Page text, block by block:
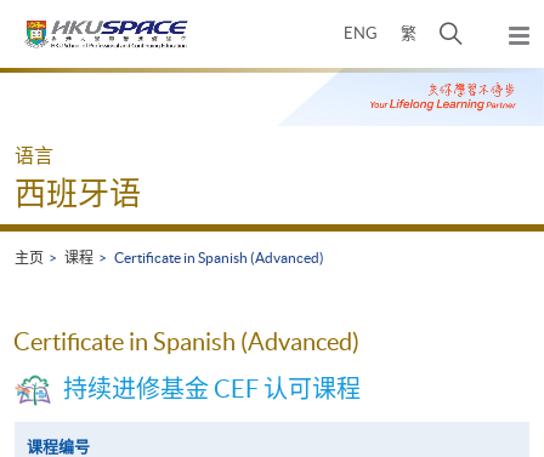
ENG 繁
开
搜
寻
弹
出
主
Main
语言
西班牙语
主页 课程 Certificate in Spanish (Advanced)
Certificate in Spanish (Advanced)
持续进修基金 CEF 认可课程
课程编号